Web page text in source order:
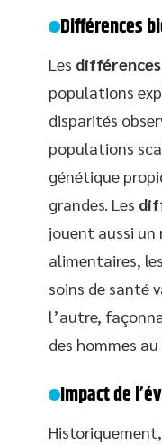
Différences
Les
populations
disparités
populations
génétique
grandes. Les
jouent aussi un
alimentaires,
soins de santé
l’autre,
des hommes
Impact de